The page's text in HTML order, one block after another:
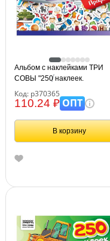
Альбом с наклейками ТРИ
СОВЫ "250 наклеек.
Код: р370365
110.24 ₽ОПТ
В корзину